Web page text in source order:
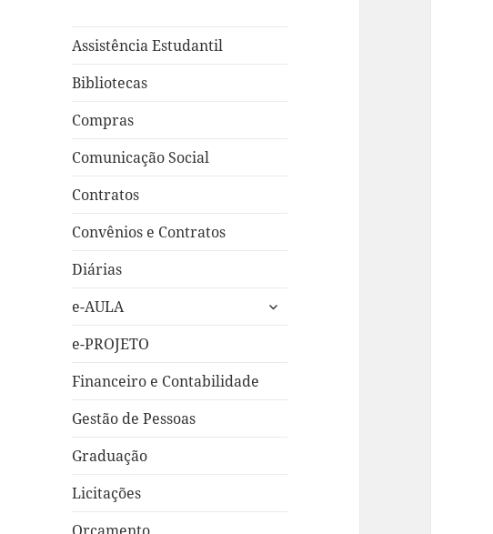
Assistência Estudantil
Bibliotecas
Compras
Comunicação Social
Contratos
Convênios e Contratos
Diárias
e-AULA
expandir
e-PROJETO
Financeiro e Contabilidade
Gestão de Pessoas
Graduação
Licitações